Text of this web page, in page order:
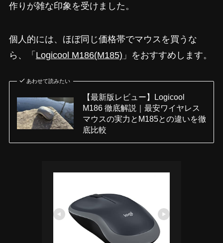
作りが雑な印象を受けました。
個人的には、ほぼ同じ価格帯でマウスを買うな
ら、「 Logicool M186(M185) 」をおすすめします。
あわせて読みたい
【最新版レビュー】Logicool
M186 徹底解説｜最安ワイヤレス
マウスの実力とM185との違いを徹
底比較